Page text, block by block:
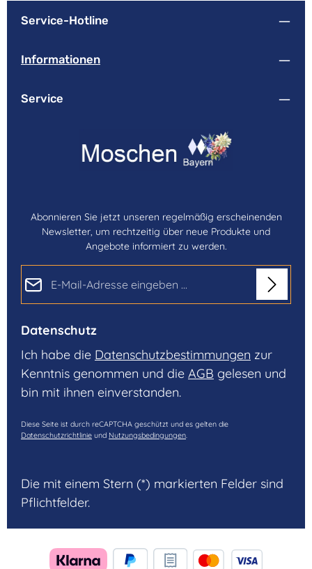
Service-Hotline
Informationen
Service
Abonnieren Sie jetzt unseren regelmäßig erscheinenden
Newsletter, um rechtzeitig über neue Produkte und
Angebote informiert zu werden.
Datenschutz
Ich habe die Datenschutzbestimmungen zur
Kenntnis genommen und die AGB gelesen und
bin mit ihnen einverstanden.
Diese Seite ist durch reCAPTCHA geschützt und es gelten die
Datenschutzrichtlinie und Nutzungsbedingungen.
Die mit einem Stern (*) markierten Felder sind
Pflichtfelder.